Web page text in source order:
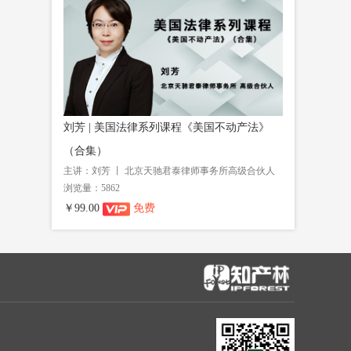
刘芳 | 美国法律系列课程《美国不动产法》
（合集）
主讲：刘芳 丨 北京天驰君泰律师事务所高级合伙人
浏览量：5862
￥99.00 免费